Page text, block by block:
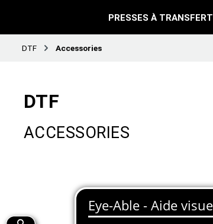
PRESSES À TRANSFERT
DTF Accessories
DTF
ACCESSORIES